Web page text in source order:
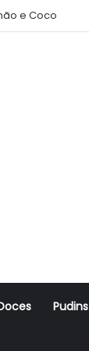
e Coco
Pudins